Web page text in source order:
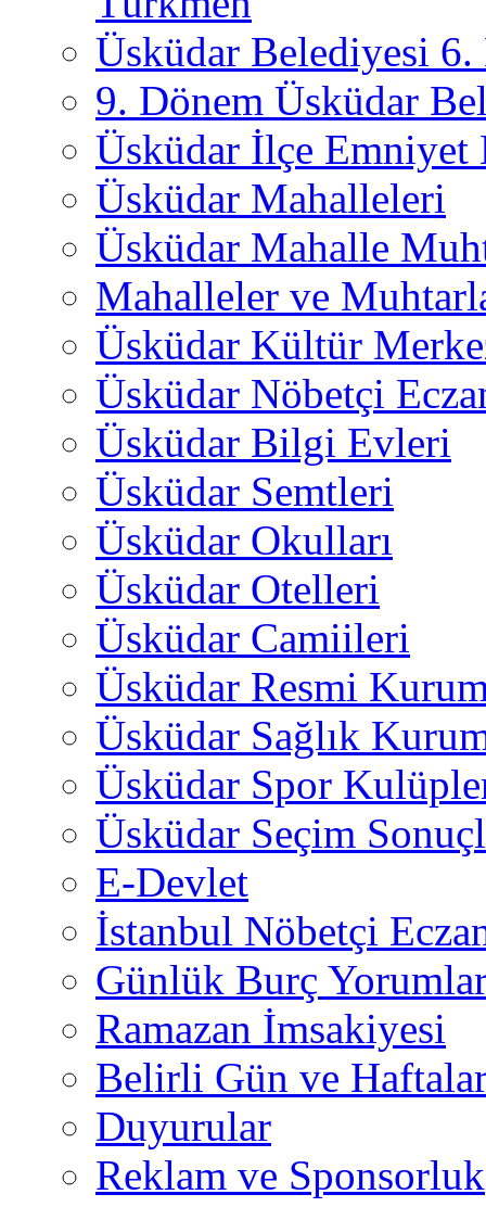
Üsküdar Belediyesi 6.
9. Dönem Üsküdar
Üsküdar İlçe
Üsküdar Mahalleleri
Üsküdar Mahalle
Mahalleler ve
Üsküdar Kültür
Üsküdar Nöbetçi
Üsküdar Bilgi Evleri
Üsküdar Semtleri
Üsküdar Okulları
Üsküdar Otelleri
Üsküdar Camiileri
Üsküdar Resmi
Üsküdar Sağlık
Üsküdar Spor
Üsküdar Seçim
E-Devlet
İstanbul Nöbetçi
Günlük Burç
Ramazan İmsakiyesi
Belirli Gün ve
Duyurular
Reklam ve Sponsorluk